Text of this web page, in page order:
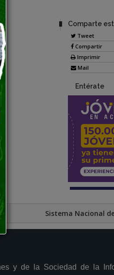
y de la Sociedad de la
Comparte
Tweet
Compartir
Imprimir
Mail
Entérate
Sistema Nacional
del Sur, Quitumbe. Av. Quitumbe Ñan